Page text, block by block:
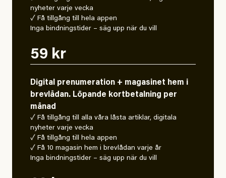
nyheter varje vecka
✓ Få tillgång till hela appen
Inga bindningstider – säg upp när du vill
59 kr
Digital prenumeration + magasinet hem i
brevlådan. Löpande kortbetalning per
månad
✓ Få tillgång till alla våra låsta artiklar, digitala
nyheter varje vecka
✓ Få tillgång till hela appen
✓ Få 10 magasin hem i brevlådan varje år
Inga bindningstider – säg upp när du vill